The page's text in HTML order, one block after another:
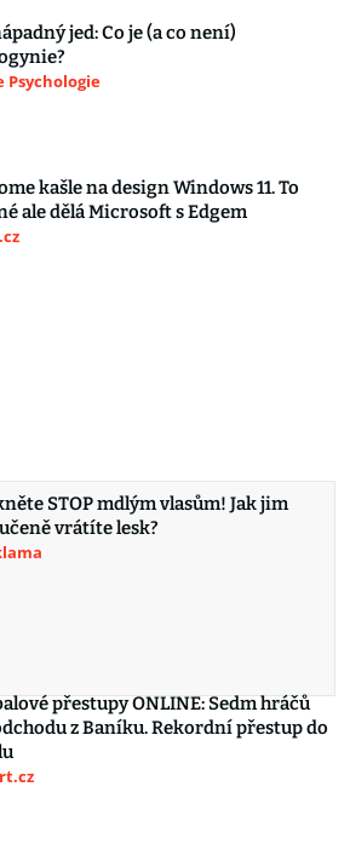
jed: Co je (a co není)
Psychologie
kašle na design Windows 11. To
ale dělá Microsoft s Edgem
STOP mdlým vlasům! Jak jim
vrátíte lesk?
přestupy ONLINE: Sedm hráčů
z Baníku. Rekordní přestup do